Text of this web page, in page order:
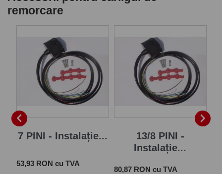
remorcare

7 PINI - Instalație...
Pret
53,93 RON cu TVA
13/8 PINI -
Instalație...
Pret
80,87 RON cu TVA
